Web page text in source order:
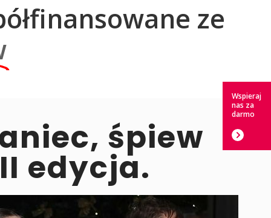
ze
śpiew
edycja.
Wspieraj
nas za
darmo